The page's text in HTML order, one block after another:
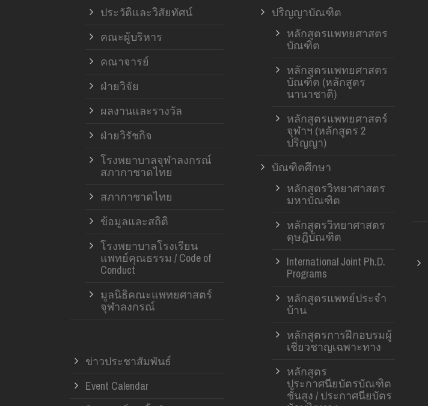
ประวัติและวิสัยทัศน์
คณะผู้บริหาร
คณาจารย์
ฝ่ายวิจัย
ผลงานและรางวัล
ฝ่ายวิรัชกิจ
โรงพยาบาลจุฬาลงกรณ์
สภากาชาดไทย
สภากาชาดไทย
ข้อมูลและสถิติ
โรงพยาบาลโรงเรียน
แพทย์คุณธรรม / Code of
Conduct
มูลนิธิคณะแพทยศาสตร์
จุฬาลงกรณ์
ข่าวประชาสัมพันธ์
Event Calendar
ปริญญาบัณฑิต
หลักสูตรแพทยศาสตร
บัณฑิต
หลักสูตรแพทยศาสตร
บัณฑิต (หลักสูตร
นานาชาติ)
หลักสูตรแพทยศาสตร์
จุฬาฯ (หลักสูตร 2
ปริญญา)
บัณฑิตศึกษา
หลักสูตรวิทยาศาสตร
มหาบัณฑิต
หลักสูตรวิทยาศาสตร
ดุษฎีบัณฑิต
International Joint Ph.D.
Programs
หลักสูตรแพทย์ประจำ
บ้าน
หลักสูตรการฝึกอบรมผู้
เชี่ยวชาญเฉพาะทาง
หลักสูตร
ประกาศนียบัตรบัณฑิต
ชั้นสูง / ประกาศนียบัตร